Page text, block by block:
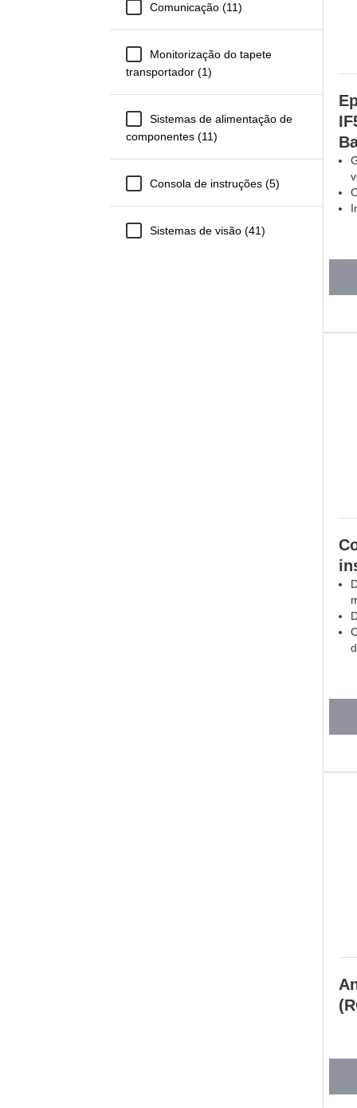
Comunicação (11)
Monitorização do tapete
transportador (1)
Sistemas de alimentação de
componentes (11)
Consola de instruções (5)
Sistemas de visão (41)